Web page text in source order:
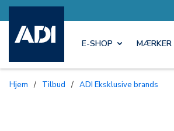
E-SHOP MÆRKER
Hjem / Tilbud / ADI Eksklusive brands